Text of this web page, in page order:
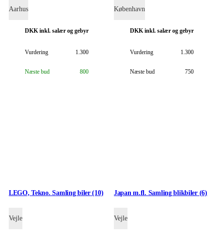
Aarhus
DKK inkl. salær og gebyr
Vurdering 1.300
Næste bud 800
København
DKK inkl. salær og gebyr
Vurdering 1.300
Næste bud 750
LEGO, Tekno. Samling biler (10)
Vejle
Japan m.fl. Samling blikbiler (6)
Vejle